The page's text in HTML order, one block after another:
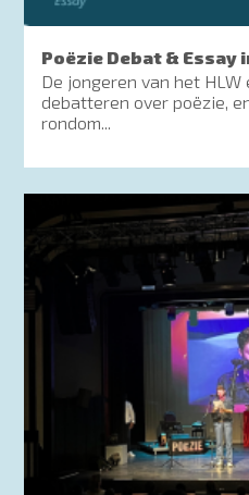
Poëzie Debat & Essay
De jongeren van het HLW
debatteren over poëzie,
rondom...